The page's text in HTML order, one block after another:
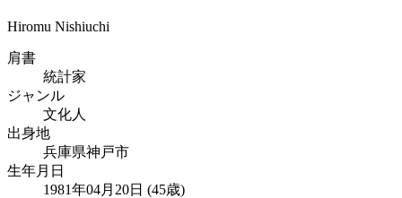
Hiromu Nishiuchi
肩書
統計家
ジャンル
文化人
出身地
兵庫県神戸市
生年月日
1981年04月20日 (45歳)